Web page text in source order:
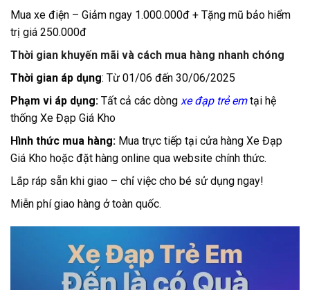
Mua xe điện – Giảm ngay 1.000.000đ + Tặng mũ bảo hiểm
trị giá 250.000đ
Thời gian khuyến mãi và cách mua hàng nhanh chóng
Thời gian áp dụng: Từ 01/06 đến 30/06/2025
Phạm vi áp dụng: Tất cả các dòng xe đạp trẻ emtại hệ
thống Xe Đạp Giá Kho
Hình thức mua hàng: Mua trực tiếp tại cửa hàng Xe Đạp
Giá Kho hoặc đặt hàng online qua website chính thức.
Lắp ráp sẵn khi giao – chỉ việc cho bé sử dụng ngay!
Miễn phí giao hàng ở toàn quốc.